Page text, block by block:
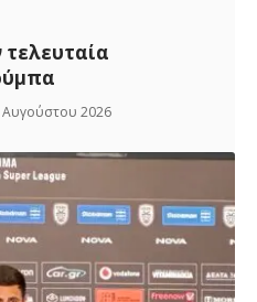
Αυγούστου 2026